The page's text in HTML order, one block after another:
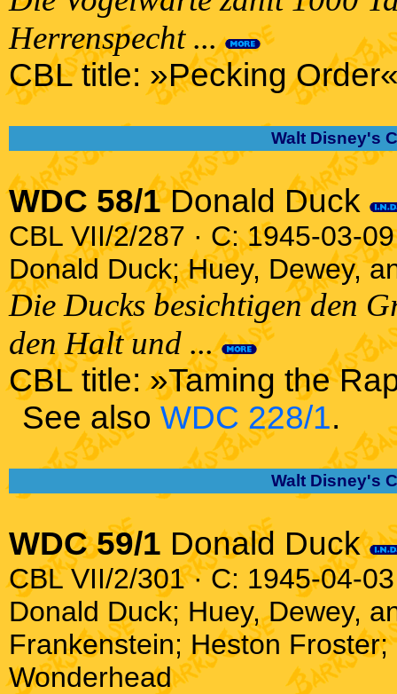
Herrenspecht ...
CBL title: »Pecking
Walt Disney's
WDC 58/1 Donald Duck
CBL VII/2/287 · C: 1945-03-
Donald Duck; Huey, Dewey,
Die Ducks besichtigen den
den Halt und ...
CBL title: »Taming the
See also WDC 228/1.
Walt Disney's
WDC 59/1 Donald Duck
CBL VII/2/301 · C: 1945-04-
Donald Duck; Huey, Dewey,
Frankenstein; Heston
Wonderhead